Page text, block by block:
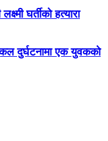
घर्तीको हत्यारा
दुर्घटनामा एक युवकको